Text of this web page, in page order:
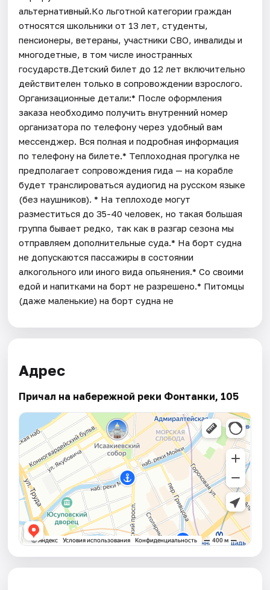
альтернативный.Ко льготной категории граждан
относятся школьники от 13 лет, студенты,
пенсионеры, ветераны, участники СВО, инвалиды и
многодетные, в том числе иностранных
государств.Детский билет до 12 лет включительно
действителен только в сопровождении взрослого.
Организационные детали:* После оформления
заказа необходимо получить внутренний номер
организатора по телефону через удобный вам
мессенджер. Вся полная и подробная информация
по телефону на билете.* Теплоходная прогулка не
предполагает сопровождения гида — на корабле
будет транслироваться аудиогид на русском языке
(без наушников). * На теплоходе могут
разместиться до 35-40 человек, но такая большая
группа бывает редко, так как в разгар сезона мы
отправляем дополнительные суда.* На борт судна
не допускаются пассажиры в состоянии
алкогольного или иного вида опьянения.* Со своими
едой и напитками на борт не разрешено.* Питомцы
(даже маленькие) на борт судна не
Адрес
Причал на набережной реки Фонтанки, 105